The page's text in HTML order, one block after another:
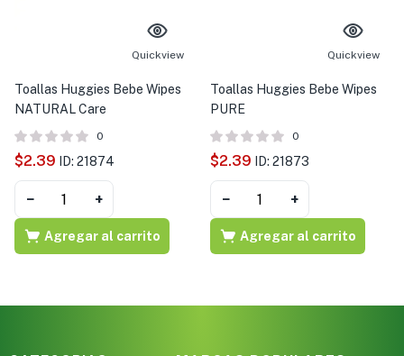
Quickview
Toallas Huggies Bebe Wipes
NATURAL Care
0
$2.39 ID: 21874
− +
Agregar al carrito
Quickview
Toallas Huggies Bebe Wipes
PURE
0
$2.39 ID: 21873
− +
Agregar al carrito